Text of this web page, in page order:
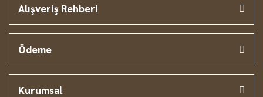
Alışveriş Rehberi
Ödeme
Kurumsal